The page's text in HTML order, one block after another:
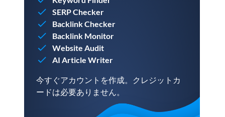
SERP Checker
Backlink Checker
Backlink Monitor
Website Audit
AI Article Writer
今すぐアカウントを作成。クレジットカ
ードは必要ありません。